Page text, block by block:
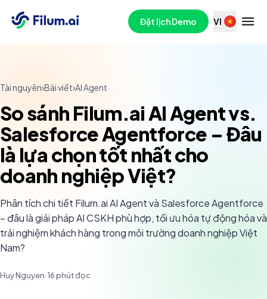
Đặt lịch Demo VI
Tài nguyên›Bài viết›AI Agent
So sánh Filum.ai AI Agent vs.
Salesforce Agentforce – Đâu
là lựa chọn tốt nhất cho
doanh nghiệp Việt?
Phân tích chi tiết Filum.ai AI Agent và Salesforce Agentforce
– đâu là giải pháp AI CSKH phù hợp, tối ưu hóa tự động hóa và
trải nghiệm khách hàng trong môi trường doanh nghiệp Việt
Nam?
Huy Nguyen·16 phút đọc